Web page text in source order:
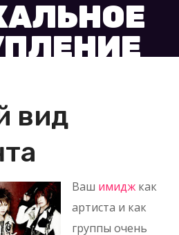
вид
Ваш имидж как
артиста и как
группы очень